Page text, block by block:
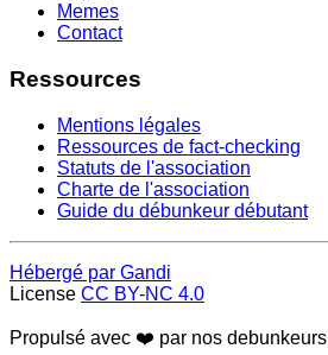
Memes
Contact
Ressources
Mentions légales
Ressources de fact-checking
Statuts de l'association
Charte de l'association
Guide du débunkeur débutant
Hébergé par Gandi
License CC BY-NC 4.0
Propulsé avec ❤️ par nos debunkeurs